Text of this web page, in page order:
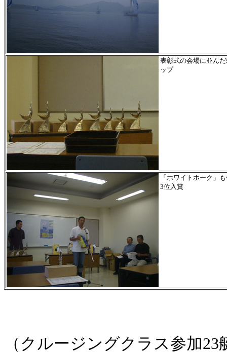
表彰式の会場に並ん
ップ
「ホワイトホーク」
3位入賞
（クルージングクラス参加23